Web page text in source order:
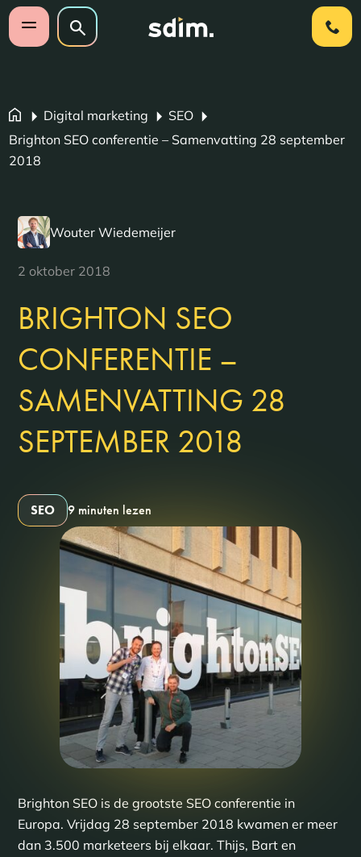
Navigatie overslaan
Open mobiel menu
Zoeken op website
Zoeken
Digital marketing
SEO
Brighton SEO conferentie – Samenvatting 28 september
2018
Wouter Wiedemeijer
2 oktober 2018
BRIGHTON SEO
CONFERENTIE –
SAMENVATTING 28
SEPTEMBER 2018
SEO 9 minuten lezen
Brighton SEO is de grootste SEO conferentie in
Europa. Vrijdag 28 september 2018 kwamen er meer
dan 3.500 marketeers bij elkaar. Thijs, Bart en